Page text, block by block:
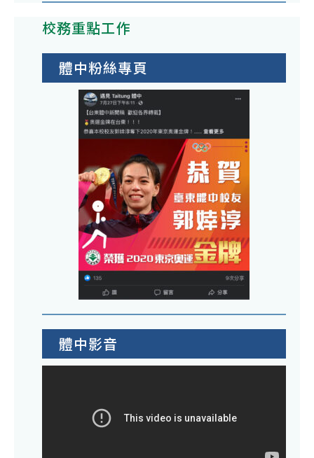
校務重點工作
體中粉絲專頁
體中影音